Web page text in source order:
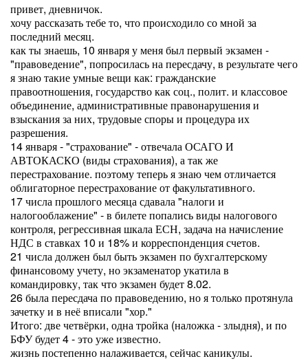
привет, дневничок.
хочу рассказать тебе то, что происходило со мной за
последний месяц.
как ты знаешь, 10 января у меня был первый экзамен -
"правоведение", попросилась на пересдачу, в результате чего
я знаю такие умные вещи как: гражданские
правоотношения, государство как соц., полит. и классовое
объединение, административные правонарушения и
взыскания за них, трудовые споры и процедура их
разрешения.
14 января - "страхование" - отвечала ОСАГО И
АВТОКАСКО (виды страхования), а так же
перестрахование. поэтому теперь я знаю чем отличается
облигаторное перестрахование от факультативного.
17 числа прошлого месяца сдавала "налоги и
налогооблажение" - в билете попались виды налогового
контроля, регрессивная шкала ЕСН, задача на начисление
НДС в ставках 10 и 18% и корреспонденция счетов.
21 числа должен был быть экзамен по бухгалтерскому
финансовому учету, но экзаменатор укатила в
командировку, так что экзамен будет 8.02.
26 была пересдача по правоведению, но я только протянула
зачетку и в неё вписали "хор."
Итого: две четвёрки, одна тройка (наложка - злыдня), и по
БФУ будет 4 - это уже известно.
жизнь постепенно налаживается, сейчас каникулы.